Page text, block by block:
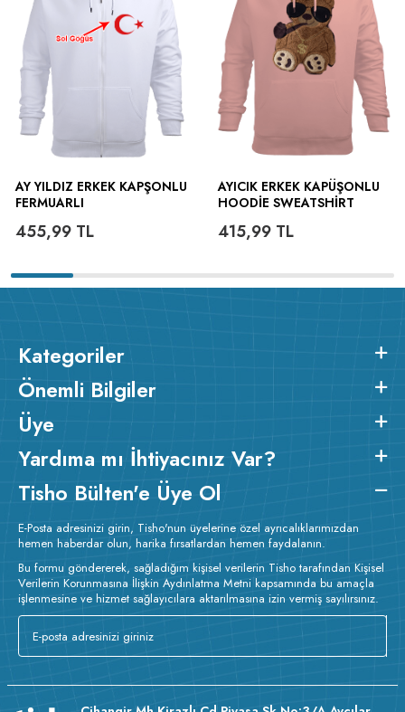
AY YILDIZ ERKEK KAPŞONLU
FERMUARLI
455,99 TL
AYICIK ERKEK KAPÜŞONLU
HOODIE SWEATSHIRT
415,99TL
Kategoriler
Önemli Bilgiler
Üye
Yardıma mı İhtiyacınız Var?
Tisho Bülten'e Üye Ol
E-Posta adresinizi girin, Tisho'nun üyelerine özel ayrıcalıklarımızdan
hemen haberdar olun, harika fırsatlardan hemen faydalanın.
Bu formu göndererek, sağladığım kişisel verilerin Tisho tarafından Kişisel
Verilerin Korunmasına İlişkin Aydınlatma Metni kapsamında bu amaçla
işlenmesine ve hizmet sağlayıcılara aktarılmasına izin vermiş sayılırsınız.